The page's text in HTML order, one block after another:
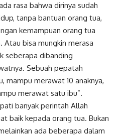
rasa bahwa dirinya sudah
tanpa bantuan orang tua,
kemampuan orang tua
bisa mungkin merasa
seberapa dibanding
Sebuah pepatah
, mampu merawat 10 anaknya,
merawat satu ibu”.
banyak perintah Allah
baik kepada orang tua. Bukan
ada beberapa dalam